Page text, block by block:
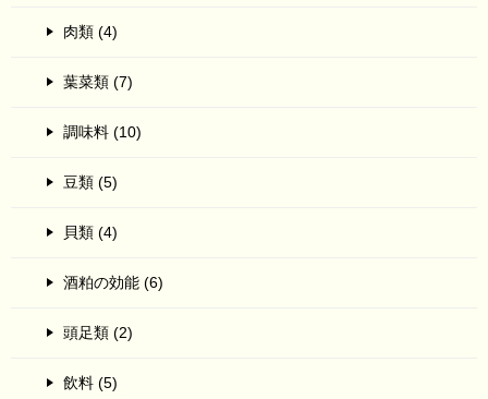
肉類 (4)
葉菜類 (7)
調味料 (10)
豆類 (5)
貝類 (4)
酒粕の効能 (6)
頭足類 (2)
飲料 (5)